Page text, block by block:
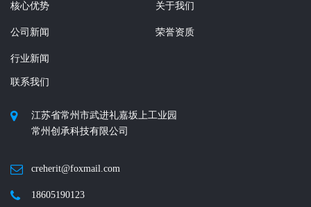
核心优势 关于我们
公司新闻 荣誉资质
行业新闻
联系我们
江苏省常州市武进礼嘉坂上工业园
常州创承科技有限公司
creherit@foxmail.com
18605190123